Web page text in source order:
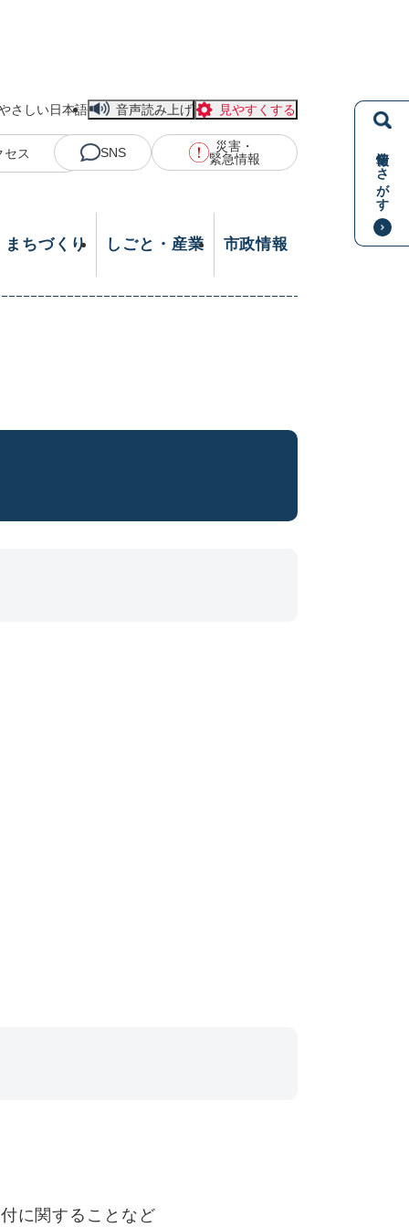
情報をさがす
さしい日本語 音声読み上げ 見やすくする
セス SNS
災害・
緊急情報
まちづくり しごと・産業 市政情報
に関することなど